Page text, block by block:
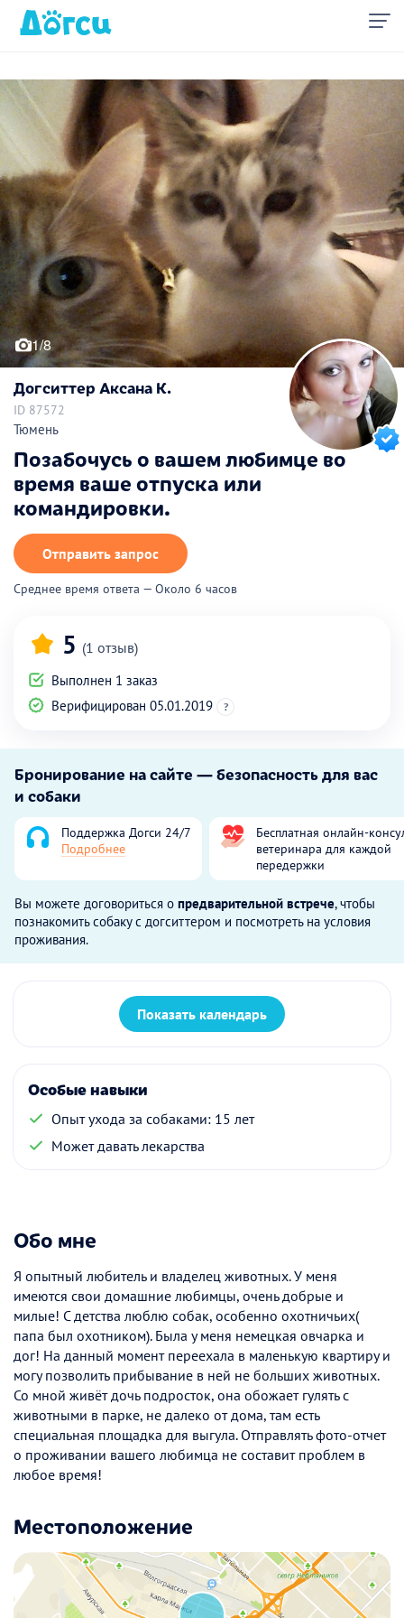
1/8
Догситтер Аксана К.
ID 87572
Тюмень
Позабочусь о вашем любимце во
время ваше отпуска или
командировки.
Отправить запрос
Среднее время ответа — Около 6 часов
5 (1 отзыв)
Выполнен 1 заказ
Верифицирован 05.01.2019
?
Бронирование на сайте — безопасность для вас
и собаки
Поддержка Догси 24/7
Подробнее
Бесплатная онлайн-
ветеринара для каждой
передержки
Вы можете договориться о предварительной встрече, чтобы
познакомить собаку с догситтером и посмотреть на условия
проживания.
Показать календарь
Особые навыки
Опыт ухода за собаками: 15 лет
Может давать лекарства
Обо мне
Я опытный любитель и владелец животных. У меня
имеются свои домашние любимцы, очень добрые и
милые! С детства люблю собак, особенно охотничьих(
папа был охотником). Была у меня немецкая овчарка и
дог! На данный момент переехала в маленькую квартиру и
могу позволить прибывание в ней не больших животных.
Со мной живёт дочь подросток, она обожает гулять с
животными в парке, не далеко от дома, там есть
специальная площадка для выгула. Отправлять фото-отчет
о проживании вашего любимца не составит проблем в
любое время!
Местоположение